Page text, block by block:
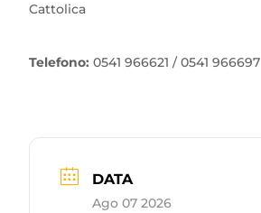
Cattolica
Telefono: 0541 966621 / 0541 966697
DATA
Ago 07 2026